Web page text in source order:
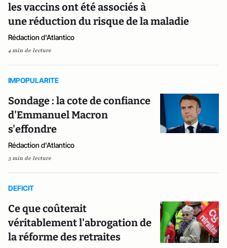
les vaccins ont été associés à
une réduction du risque de la maladie
Rédaction d'Atlantico
4 min de lecture
IMPOPULARITE
Sondage : la cote de confiance
d'Emmanuel Macron
s'effondre
Rédaction d'Atlantico
3 min de lecture
DEFICIT
Ce que coûterait
véritablement l'abrogation de
la réforme des retraites